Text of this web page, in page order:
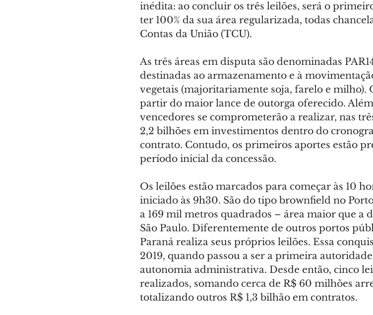
inédita: ao concluir os três leilões, será o
ter 100% da sua área regularizada, todas
Contas da União (TCU).
As três áreas em disputa são denominadas
destinadas ao armazenamento e à
vegetais (majoritariamente soja, farelo e milho).
partir do maior lance de outorga oferecido. Além
vencedores se comprometerão a realizar, nas
2,2 bilhões em investimentos dentro do
contrato. Contudo, os primeiros aportes estão
período inicial da concessão.
Os leilões estão marcados para começar às 10
iniciado às 9h30. São do tipo brownfield no
a 169 mil metros quadrados – área maior que a
São Paulo. Diferentemente de outros portos
Paraná realiza seus próprios leilões. Essa
2019, quando passou a ser a primeira
autonomia administrativa. Desde então, cinco
realizados, somando cerca de R$ 60 milhões
totalizando outros R$ 1,3 bilhão em contratos.